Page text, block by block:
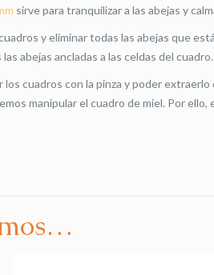
sirve para tranquilizar a las abejas y
y eliminar todas las abejas que
abejas ancladas a las celdas del cuadro.
los cuadros con la pinza y poder
manipular el cuadro de miel. Por